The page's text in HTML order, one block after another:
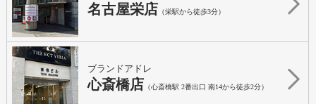
名古屋栄店 （栄駅から徒歩3分）
ブランドアドレ
心斎橋店 （心斎橋駅 2番出口 南14から徒歩2分）